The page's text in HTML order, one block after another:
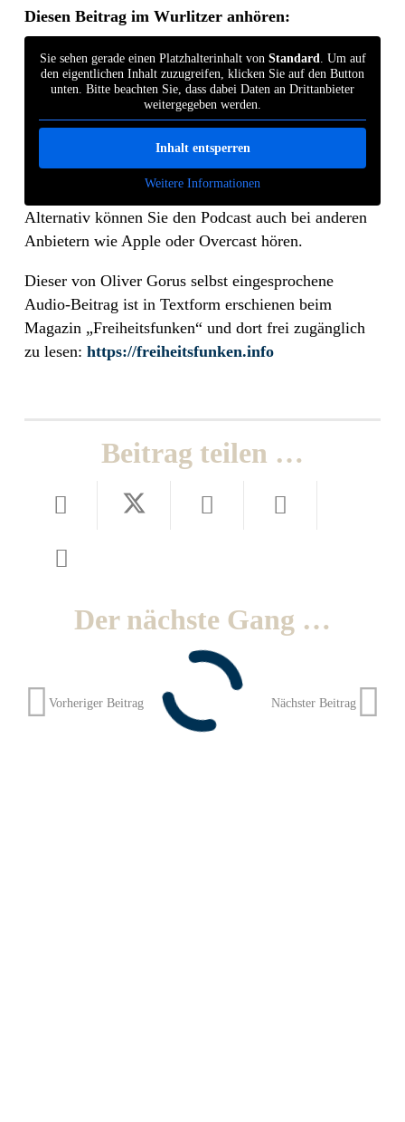
Diesen Beitrag im Wurlitzer anhören:
Sie sehen gerade einen Platzhalterinhalt von Standard. Um auf
den eigentlichen Inhalt zuzugreifen, klicken Sie auf den Button
unten. Bitte beachten Sie, dass dabei Daten an Drittanbieter
weitergegeben werden.
Inhalt entsperren
Weitere Informationen
Alternativ können Sie den Podcast auch bei anderen
Anbietern wie Apple oder Overcast hören.
Dieser von Oliver Gorus selbst eingesprochene
Audio-Beitrag ist in Textform erschienen beim
Magazin „Freiheitsfunken“ und dort frei zugänglich
zu lesen: https://freiheitsfunken.info
Beitrag teilen …
Der nächste Gang …
Vorheriger Beitrag Nächster Beitrag